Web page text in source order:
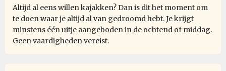
once in a lifetime
bij dan mihai tarcea Antarctica
Altijd al eens willen kajakken? Dan is dit het moment om
te doen waar je altijd al van gedroomd hebt. Je krijgt
minstens één uitje aangeboden in de ochtend of middag.
Geen vaardigheden vereist.